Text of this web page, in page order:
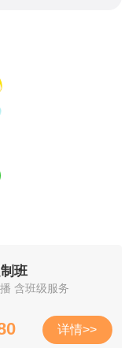
助理医师：
分。
：161分。
国家统一合格
师？强！强！
班
含班级服务
详情>>